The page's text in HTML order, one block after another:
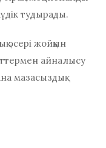
тудырады.
әсері жойқын
айналысу
мазасыздық